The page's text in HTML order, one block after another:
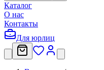
Каталог
О нас
Контакты
Для юрлиц